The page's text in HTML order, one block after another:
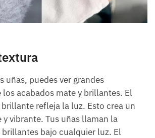
uñas, puedes ver grandes
acabados mate y brillantes. El
refleja la luz. Esto crea un
vibrante. Tus uñas llaman la
bajo cualquier luz. El